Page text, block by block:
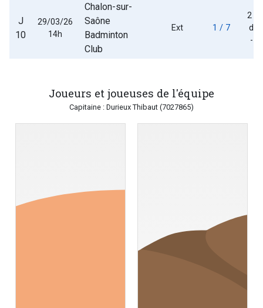
J
10
29/03/26
14h
Chalon-sur-
Saône
Badminton
Club
Ext 1 / 7
2 -
-
Joueurs et joueuses de l'équipe
Capitaine : Durieux Thibaut (7027865)